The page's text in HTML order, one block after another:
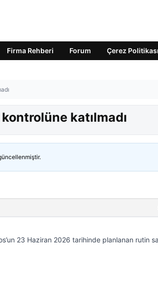
Firma Rehberi Forum Çerez Politikası
katılmadı
23 Haziran 2026 tarihinde planlanan rutin